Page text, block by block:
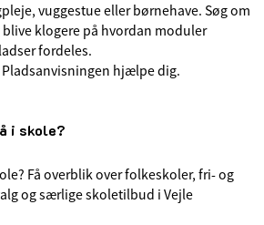
vuggestue eller børnehave. Søg om
klogere på hvordan moduler
fordeles.
hjælpe dig.
i skole?
Få overblik over folkeskoler, fri- og
og særlige skoletilbud i Vejle